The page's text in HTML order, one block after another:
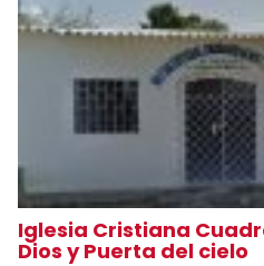
Iglesia Cristiana
Dios y Puerta del cielo